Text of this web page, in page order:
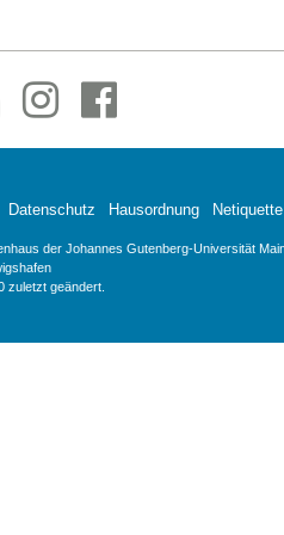
Datenschutz Hausordnung Netiquette
der Johannes Gutenberg-Universität
zuletzt geändert.